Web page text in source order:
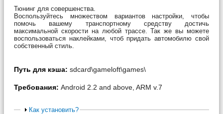
Тюнинг для совершенства
Воспользуйтесь множеством вариантов настройки, чтобы
помочь вашему транспортному средству достичь
максимальной скорости на любой трассе. Так же вы можете
воспользоваться наклейками, чтоб придать автомобилю свой
собственный стиль.
Путь для кэша: sdcard\gameloft\games\
Требования: Android 2.2 and above, ARM v.7
Как установить?